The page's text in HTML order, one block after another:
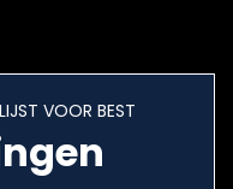
VOOR BEST